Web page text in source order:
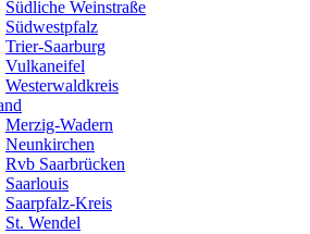
Südliche Weinstraße
Südwestpfalz
Trier-Saarburg
Vulkaneifel
Westerwaldkreis
Merzig-Wadern
Neunkirchen
Rvb Saarbrücken
Saarlouis
Saarpfalz-Kreis
St. Wendel